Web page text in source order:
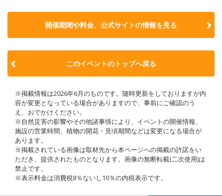
開催期間や料金、公式サイトの情報を見る
このイベントのトップへ戻る
※掲載情報は2026年6月のものです。随時更新をしておりますが内
容が変更となっている場合がありますので、事前にご確認のう
え、おでかけください。
※自然災害の影響やその他諸事情により、イベントの開催情報、
施設の営業時間、植物の開花・見頃期間などは変更になる場合が
あります。
※掲載されている画像は取材先から本ページへの掲載の許諾をい
ただき、提供されたものとなります。画像の無断転載(二次使用)は
禁止です。
※表示料金は消費税8％ないし10％の内税表示です。